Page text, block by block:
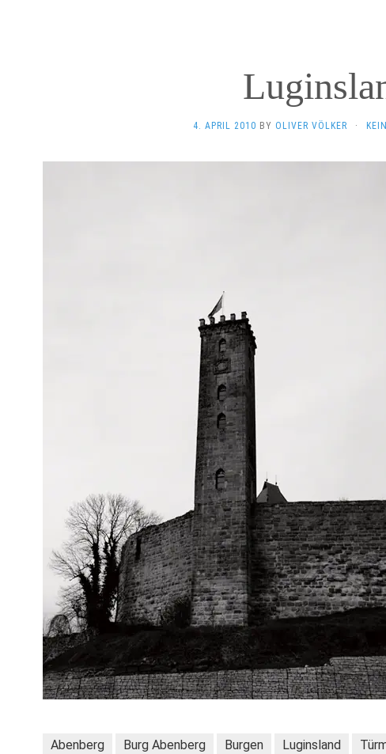
4. APRIL 2010 BY OLIVER VÖLKER ·
Abenberg Burg Abenberg Burgen Luginsland